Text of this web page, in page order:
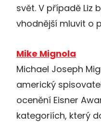
svět. V případě Liz
vhodnější mluvit o
Mike Mignola
Michael Joseph
americký
ocenění Eisner
kategoriích, který